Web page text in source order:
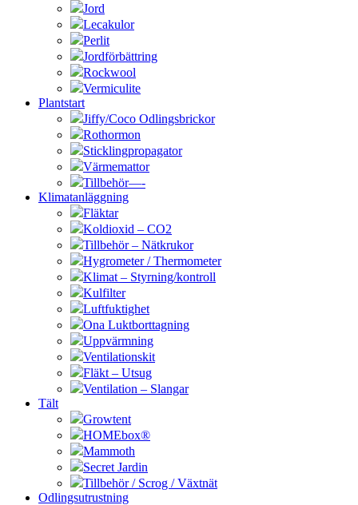
Jord
Lecakulor
Perlit
Jordförbättring
Rockwool
Vermiculite
Plantstart
Jiffy/Coco Odlingsbrickor
Rothormon
Sticklingpropagator
Värmemattor
Tillbehör—-
Klimatanläggning
Fläktar
Koldioxid – CO2
Tillbehör – Nätkrukor
Hygrometer / Thermometer
Klimat – Styrning/kontroll
Kulfilter
Luftfuktighet
Ona Luktborttagning
Uppvärmning
Ventilationskit
Fläkt – Utsug
Ventilation – Slangar
Tält
Growtent
HOMEbox®
Mammoth
Secret Jardin
Tillbehör / Scrog / Växtnät
Odlingsutrustning